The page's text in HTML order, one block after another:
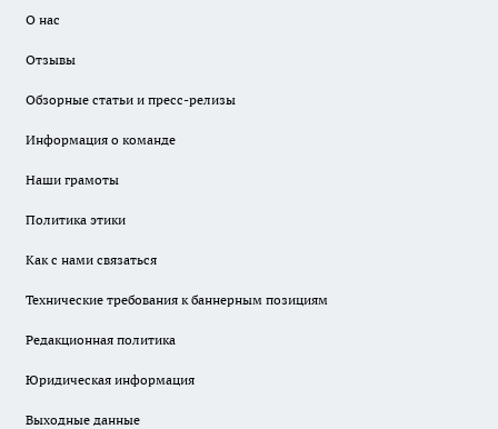
О нас
Отзывы
Обзорные статьи и пресс-релизы
Информация о команде
Наши грамоты
Политика этики
Как с нами связаться
Технические требования к баннерным позициям
Редакционная политика
Юридическая информация
Выходные данные